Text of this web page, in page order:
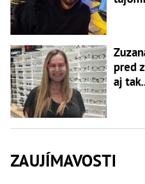
pred
aj
ZAUJÍMAVOSTI